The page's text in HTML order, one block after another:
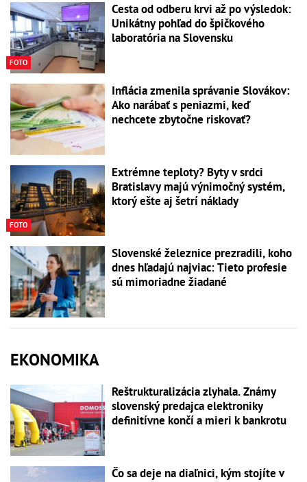
FOTO
Cesta od odberu krvi až po výsledok:
Unikátny pohľad do špičkového
laboratória na Slovensku
Inflácia zmenila správanie Slovákov:
Ako narábať s peniazmi, keď
nechcete zbytočne riskovať?
FOTO
Extrémne teploty? Byty v srdci
Bratislavy majú výnimočný systém,
ktorý ešte aj šetrí náklady
Slovenské železnice prezradili, koho
dnes hľadajú najviac: Tieto profesie
sú mimoriadne žiadané
EKONOMIKA
Reštrukturalizácia zlyhala. Známy
slovenský predajca elektroniky
definitívne končí a mieri k bankrotu
Čo sa deje na diaľnici, kým stojíte v